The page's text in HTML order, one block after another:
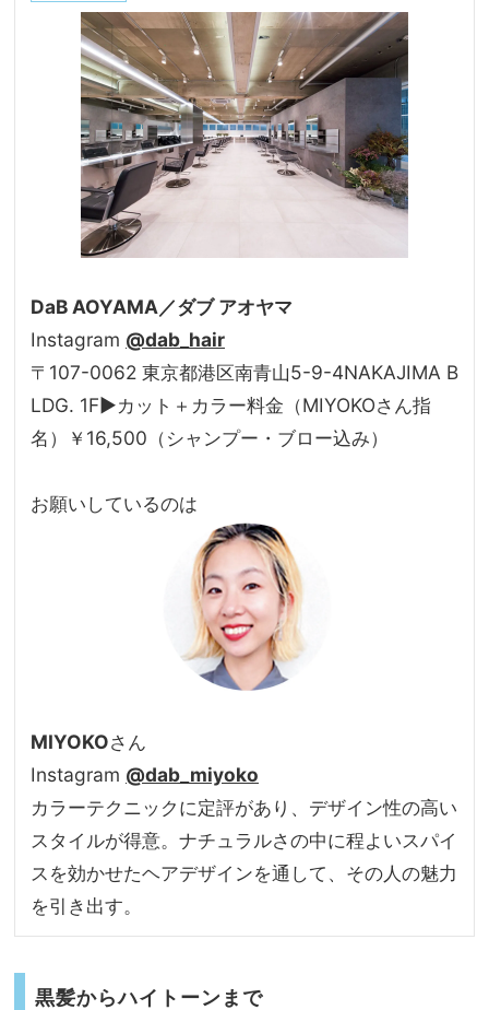
DaB AOYAMA／ダブ アオヤマ
Instagram @dab_hair
〒107-0062 東京都港区南青山5-9-4NAKAJIMA B
LDG. 1F▶カット＋カラー料金（MIYOKOさん指
名）￥16,500（シャンプー・ブロー込み）
お願いしているのは
MIYOKOさん
Instagram @dab_miyoko
カラーテクニックに定評があり、デザイン性の高い
スタイルが得意。ナチュラルさの中に程よいスパイ
スを効かせたヘアデザインを通して、その人の魅力
を引き出す。
黒髪からハイトーンまで